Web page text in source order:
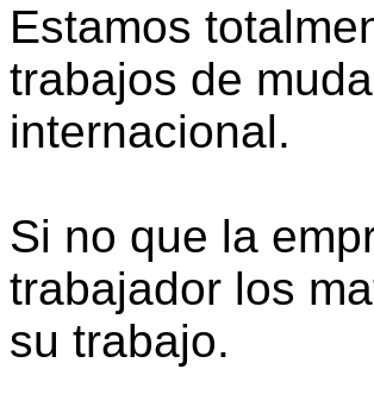
Estamos
trabajos de
internacional.
Si no que la
trabajador los
su trabajo.